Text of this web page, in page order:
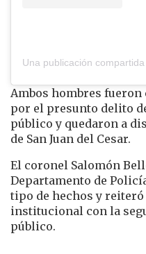
Ambos hombres
por el presunto delito
público y quedaron a
de San Juan del Cesar.
El coronel Salomón
Departamento de
tipo de hechos y
institucional con la
público.